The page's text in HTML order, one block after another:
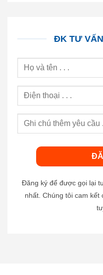
ĐK TƯ
Đăng ký để được gọi lại
nhất. Chúng tôi cam